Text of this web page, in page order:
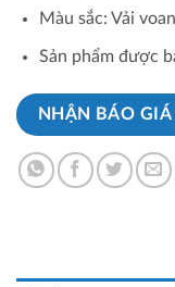
Màu sắc: Vải
Sản phẩm được
NHẬN BÁO GIÁ